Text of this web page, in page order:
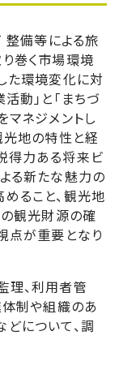
整備等による旅
巻く市場環境
た環境変化に対
動」と「まちづ
マネジメントし
光地の特性と経
得力ある将来ビ
る新たな魅力の
ること、観光地
の観光財源の確
点が重要となり
理、利用者管
体制や組織のあ
について、調